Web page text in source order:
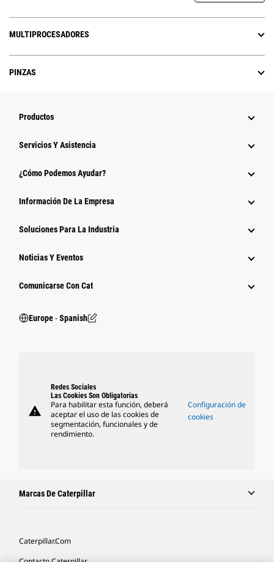
MULTIPROCESADORES
PINZAS
Productos
Servicios Y Asistencia
¿Cómo Podemos Ayudar?
Información De La Empresa
Soluciones Para La Industria
Noticias Y Eventos
Comunicarse Con Cat
Europe ‧ Spanish
warning
Redes Sociales
Las Cookies Son Obligatorias
Para habilitar esta función, deberá
aceptar el uso de las cookies de
segmentación, funcionales y de
rendimiento.
Configuración de
cookies
Marcas De Caterpillar
Caterpillar.com